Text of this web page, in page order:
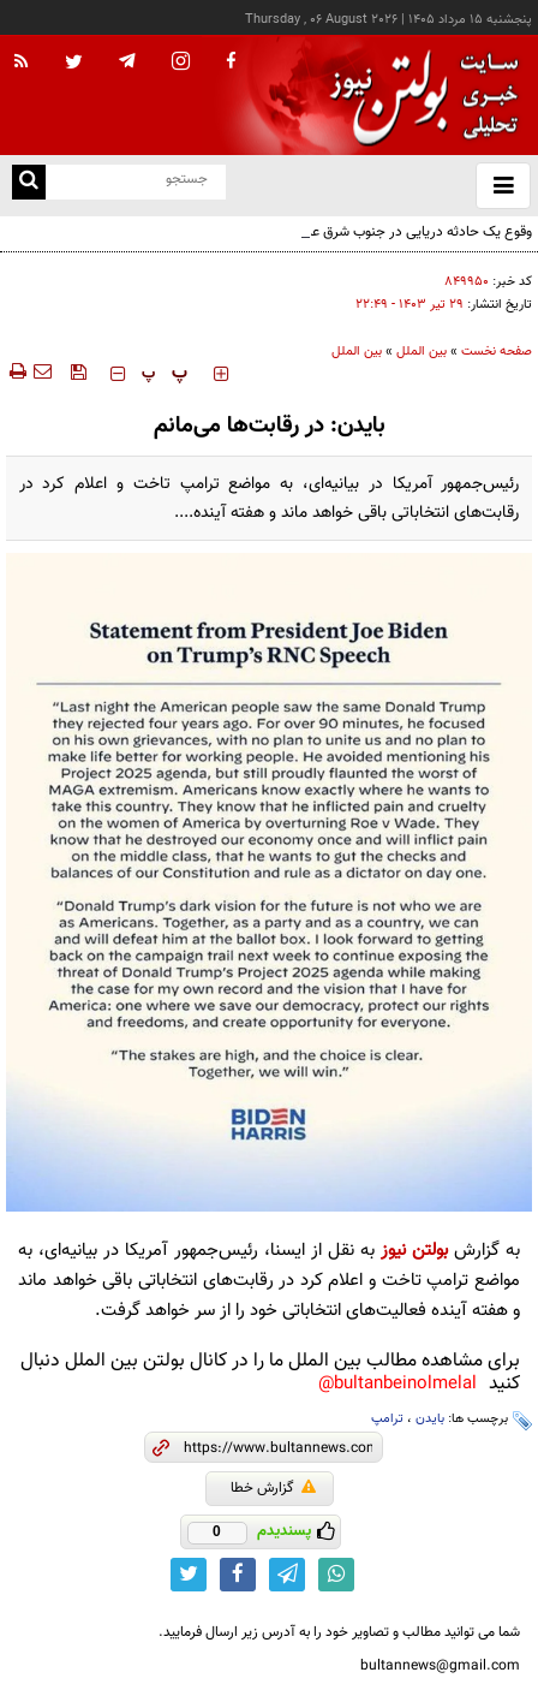
پنجشنبه ۱۵ مرداد ۱۴۰۵ |
Thursday , 06 August 2026
باز
و
وقوع یک حادثه دریایی در جنوب شرق عدن
کد خبر: ۸۴۹۹۵۰
تاریخ انتشار: ۲۹ تير ۱۴۰۳ - ۲۲:۴۹
صفحه نخست »بین الملل »بین الملل
‍‍‍ پ پ
بایدن: در رقابت‌ها می‌مانم
رئیس‌جمهور آمریکا در بیانیه‌ای، به مواضع ترامپ تاخت و اعلام کرد در
رقابت‌های انتخاباتی باقی خواهد ماند و هفته آینده....
به گزارشبولتن نیوز به نقل از ایسنا، رئیس‌جمهور آمریکا در بیانیه‌ای، به
مواضع ترامپ تاخت و اعلام کرد در رقابت‌های انتخاباتی باقی خواهد ماند
و هفته آینده فعالیت‌های انتخاباتی خود را از سر خواهد گرفت.
برای مشاهده مطالب بین الملل ما را در کانال بولتن بین الملل دنبال
کنید bultanbeinolmelal@
برچسب ها: بایدن ، ترامپ
گزارش خطا
پسندیدم 0
شما می توانید مطالب و تصاویر خود را به آدرس زیر ارسال فرمایید.
bultannews@gmail.com